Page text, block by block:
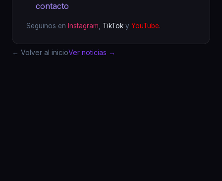
contacto
Seguinos en Instagram TikTok y YouTube.
← Volver al inicioVer noticias →